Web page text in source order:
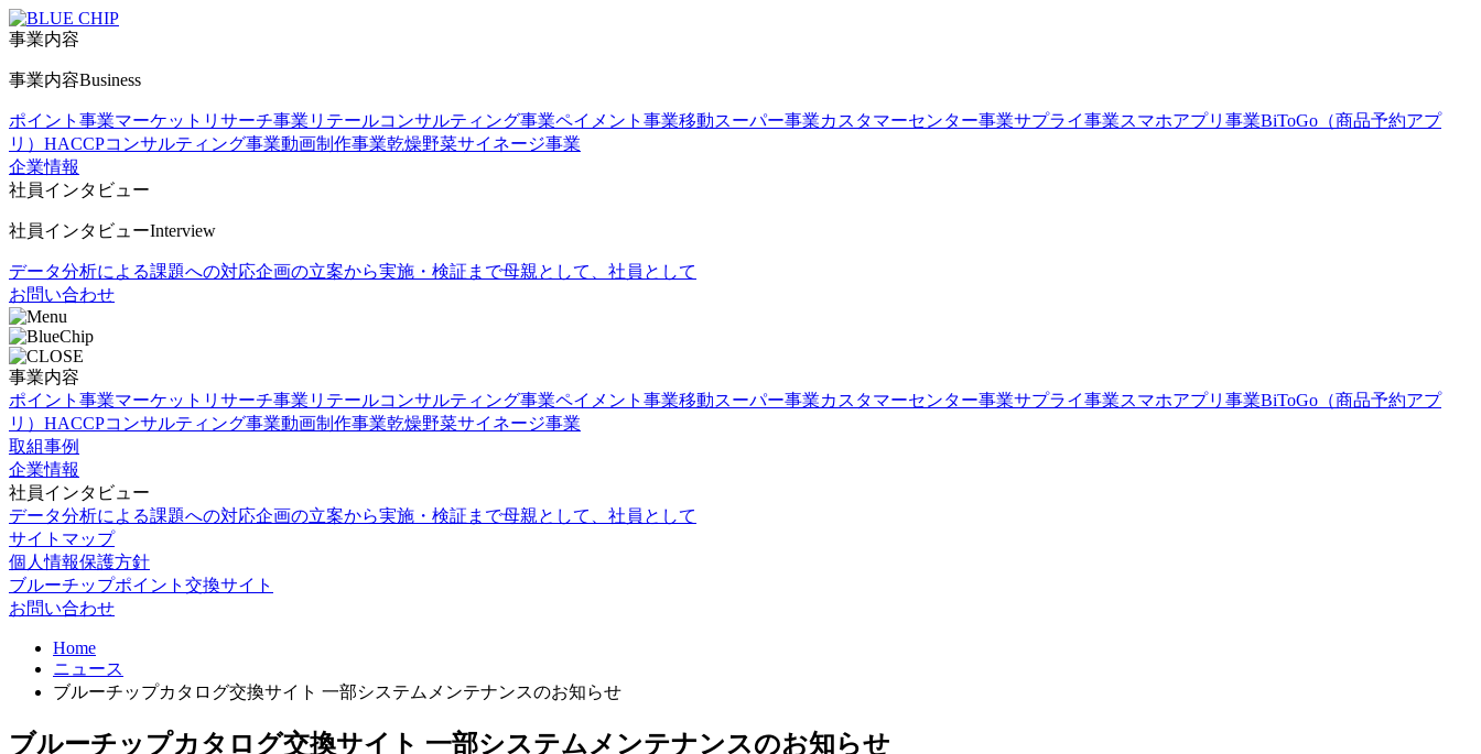
事業内容
事業内容Business
ポイント事業マーケットリサーチ事業 リテールコンサルティング事業ペイメント事業移動スーパー事業カスタマーセンター事業サプライ事業スマホアプリ事業BiToGo（商品予約アプ
リ） HACCPコンサルティング事業動画制作事業乾燥野菜サイネージ事業
企業情報
社員インタビュー
社員インタビューInterview
データ分析による課題への対応企画の立案から実施・検証まで母親として、社員として
お問い合わせ
事業内容
ポイント事業マーケットリサーチ事業 リテールコンサルティング事業ペイメント事業移動スーパー事業カスタマーセンター事業サプライ事業スマホアプリ事業BiToGo（商品予約アプ
リ） HACCPコンサルティング事業動画制作事業乾燥野菜サイネージ事業
取組事例
企業情報
社員インタビュー
データ分析による課題への対応企画の立案から実施・検証まで母親として、社員として
サイトマップ
個人情報保護方針
ブルーチップポイント交換サイト
お問い合わせ
Home
ニュース
ブルーチップカタログ交換サイト 一部システムメンテナンスのお知らせ
ブルーチップカタログ交換サイト 一部システムメンテナンスのお知らせ